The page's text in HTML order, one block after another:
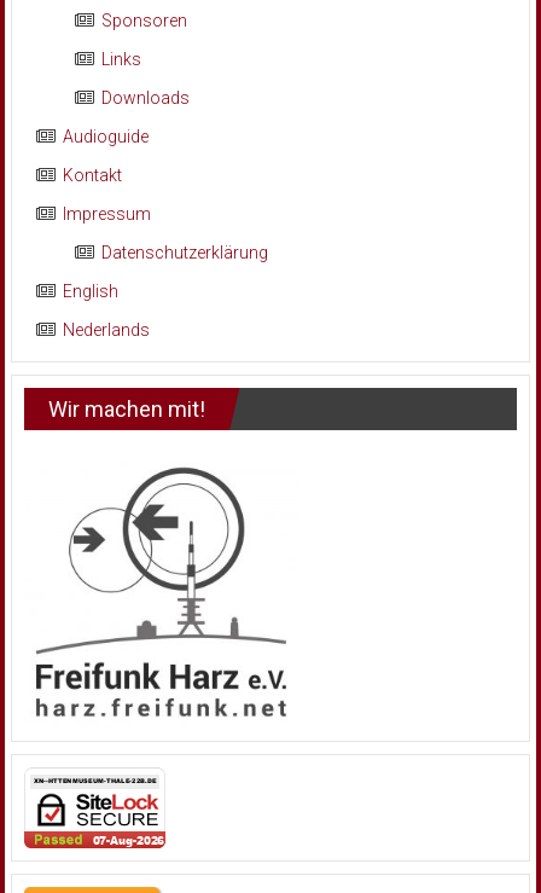
Sponsoren
Links
Downloads
Audioguide
Kontakt
Impressum
Datenschutzerklärung
English
Nederlands
Wir machen mit!